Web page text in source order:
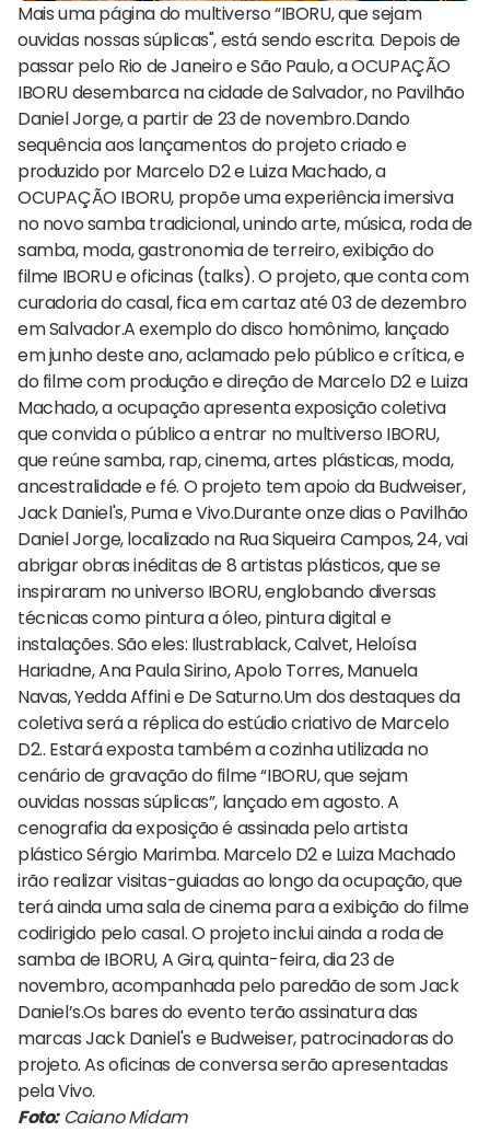
Mais uma página do multiverso “IBORU, que sejam
ouvidas nossas súplicas", está sendo escrita. Depois de
passar pelo Rio de Janeiro e São Paulo, a OCUPAÇÃO
IBORU desembarca na cidade de Salvador, no Pavilhão
Daniel Jorge, a partir de 23 de novembro.Dando
sequência aos lançamentos do projeto criado e
produzido por Marcelo D2 e Luiza Machado, a
OCUPAÇÃO IBORU, propõe uma experiência imersiva
no novo samba tradicional, unindo arte, música, roda de
samba, moda, gastronomia de terreiro, exibição do
filme IBORU e oficinas (talks). O projeto, que conta com
curadoria do casal, fica em cartaz até 03 de dezembro
em Salvador.A exemplo do disco homônimo, lançado
em junho deste ano, aclamado pelo público e crítica, e
do filme com produção e direção de Marcelo D2 e Luiza
Machado, a ocupação apresenta exposição coletiva
que convida o público a entrar no multiverso IBORU,
que reúne samba, rap, cinema, artes plásticas, moda,
ancestralidade e fé. O projeto tem apoio da Budweiser,
Jack Daniel's, Puma e Vivo.Durante onze dias o Pavilhão
Daniel Jorge, localizado na Rua Siqueira Campos, 24, vai
abrigar obras inéditas de 8 artistas plásticos, que se
inspiraram no universo IBORU, englobando diversas
técnicas como pintura a óleo, pintura digital e
instalações. São eles: Ilustrablack, Calvet, Heloísa
Hariadne, Ana Paula Sirino, Apolo Torres, Manuela
Navas, Yedda Affini e De Saturno.Um dos destaques da
coletiva será a réplica do estúdio criativo de Marcelo
D2.. Estará exposta também a cozinha utilizada no
cenário de gravação do filme “IBORU, que sejam
ouvidas nossas súplicas”, lançado em agosto. A
cenografia da exposição é assinada pelo artista
plástico Sérgio Marimba. Marcelo D2 e Luiza Machado
irão realizar visitas-guiadas ao longo da ocupação, que
terá ainda uma sala de cinema para a exibição do filme
codirigido pelo casal. O projeto inclui ainda a roda de
samba de IBORU, A Gira, quinta-feira, dia 23 de
novembro, acompanhada pelo paredão de som Jack
Daniel’s.Os bares do evento terão assinatura das
marcas Jack Daniel's e Budweiser, patrocinadoras do
projeto. As oficinas de conversa serão apresentadas
pela Vivo.
Foto:Caiano Midam